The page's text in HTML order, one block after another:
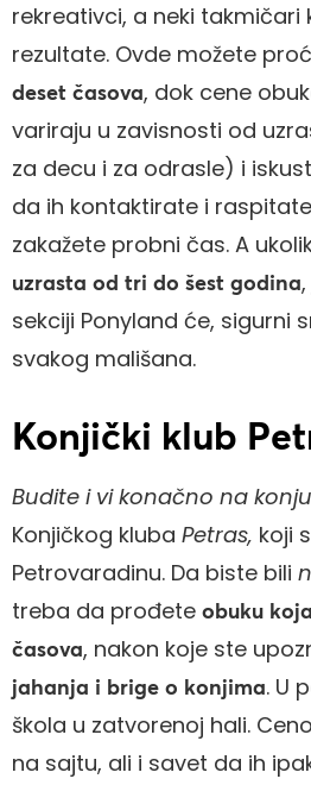
rekreativci, a neki takmičari
rezultate. Ovde možete
deset časova, dok cene
variraju u zavisnosti od
za decu i za odrasle) i
da ih kontaktirate i
zakažete probni čas. A
uzrasta od tri do šest godina,
sekciji Ponyland će, sigurni
svakog mališana.
Konjički klub
Budite i vi konačno na konju
Konjičkog kluba Petras, koji
Petrovaradinu. Da biste bili
treba da prođete obuku
časova, nakon koje ste
jahanja i brige o konjima. U
škola u zatvorenoj hali.
na sajtu, ali i savet da ih